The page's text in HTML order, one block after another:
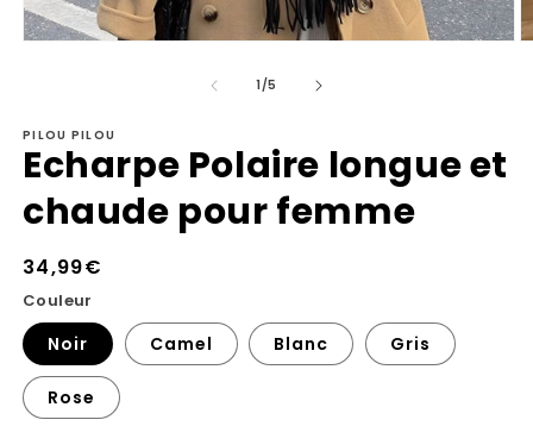
une
fenêtre
modale
1/de
5
PILOU PILOU
Echarpe Polaire longue et
chaude pour femme
Prix
habituel
34,99€
Couleur
Noir Camel Blanc Gris
Rose